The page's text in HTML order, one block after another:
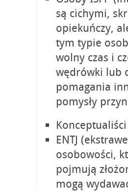
są cichymi,
opiekuńczy,
tym typie
wolny czas i
wędrówki lub
pomagania
pomysły
Konceptualiści
ENTJ
osobowości,
pojmują
mogą